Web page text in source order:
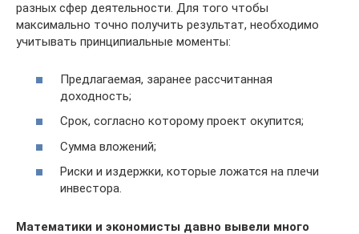
разных сфер деятельности. Для того чтобы
максимально точно получить результат, необходимо
учитывать принципиальные моменты:
Предлагаемая, заранее рассчитанная
доходность;
Срок, согласно которому проект окупится;
Сумма вложений;
Риски и издержки, которые ложатся на плечи
инвестора.
Математики и экономисты давно вывели много